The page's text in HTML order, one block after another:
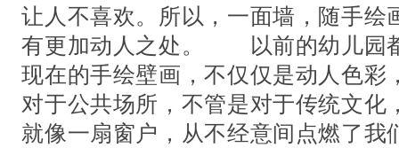
让人不喜欢。所以，一面墙，随手绘
有更加动人之处。 以前的幼儿园
现在的手绘壁画，不仅仅是动人色彩
对于公共场所，不管是对于传统文化
就像一扇窗户，从不经意间点燃了我